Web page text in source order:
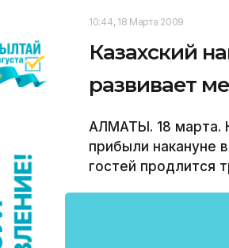
10:44, 18 Марта 2009
Казахский
развивает
АЛМАТЫ. 18 марта.
прибыли накануне
гостей продлится